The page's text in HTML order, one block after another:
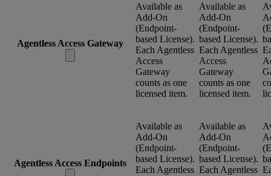
Agentless Access Gateway
Available as
Add-On
(Endpoint-
based License).
Each Agentless
Access
Gateway
counts as one
licensed item.
Available as
Add-On
(Endpoint-
based License).
Each Agentless
Access
Gateway
counts as one
licensed item.
Agentless Access Endpoints
Available as
Add-On
(Endpoint-
based License).
Each Agentless
Available as
Add-On
(Endpoint-
based License).
Each Agentless